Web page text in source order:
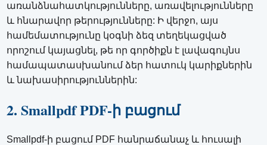
առանձնահատկությունները, առավելությունները
և հնարավոր թերությունները: Ի վերջո, այս
համեմատությունը կօգնի ձեզ տեղեկացված
որոշում կայացնել, թե որ գործիքն է լավագույնս
համապատասխանում ձեր հատուկ կարիքներին
և նախասիրություններին:
2. Smallpdf PDF-ի բացում
Smallpdf-ի բացում PDF հանրաճանաչ և հուսալի